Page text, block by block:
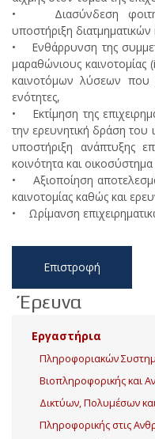
• Διασύνδεση
υποστήριξη
• Ενθάρρυνση της
μαραθώνιους
καινοτόμων λύσεων που
ενότητες,
• Εκτίμηση της
την ερευνητική δράση του
υποστήριξη ανάπτυξης
κοινότητα και οικοσύστημα
• Αξιοποίηση
καινοτομίας καθώς και
• Ωρίμανση
Επιστροφή
Έρευνα
Εργαστήρια
Πληροφοριακών
Βιοπληροφορικής και
Δικτύων, Πολυμέσων
Πληροφορικής στις